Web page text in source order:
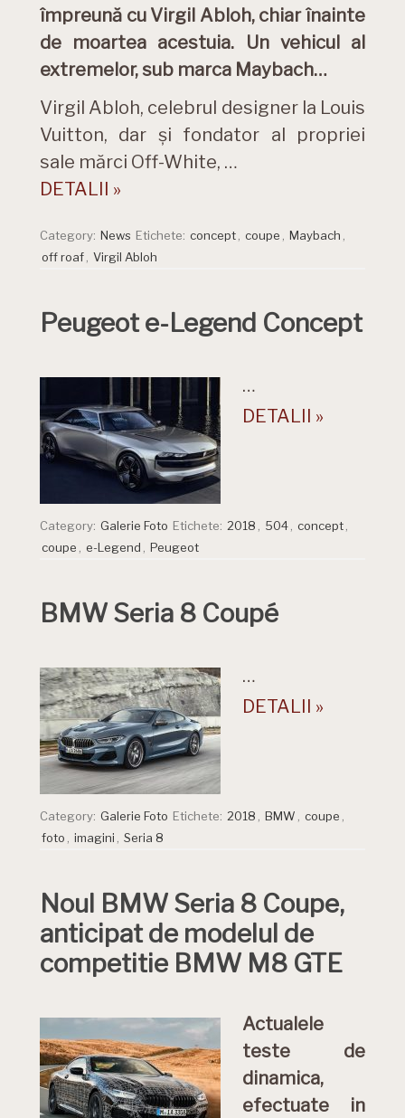
împreună cu Virgil Abloh, chiar înainte
de moartea acestuia. Un vehicul al
extremelor, sub marca Maybach…
Virgil Abloh, celebrul designer la Louis
Vuitton, dar și fondator al propriei
sale mărci Off-White, …
DETALII »
Category: News Etichete: concept coupe Maybach
off roaf
Virgil Abloh
Peugeot e-Legend Concept
…
DETALII »
Category: Galerie Foto Etichete: 2018 504 concept
coupe
e-Legend Peugeot
BMW Seria 8 Coupé
…
DETALII »
Category: Galerie Foto Etichete: 2018 BMW coupe
foto
imagini Seria 8
Noul BMW Seria 8 Coupe,
anticipat de modelul de
competitie BMW M8 GTE
Actualele
teste de
dinamica,
efectuate in